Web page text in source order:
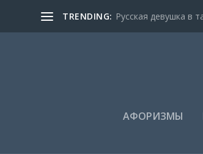
TRENDING: Русская девушка в
АФОРИЗМЫ